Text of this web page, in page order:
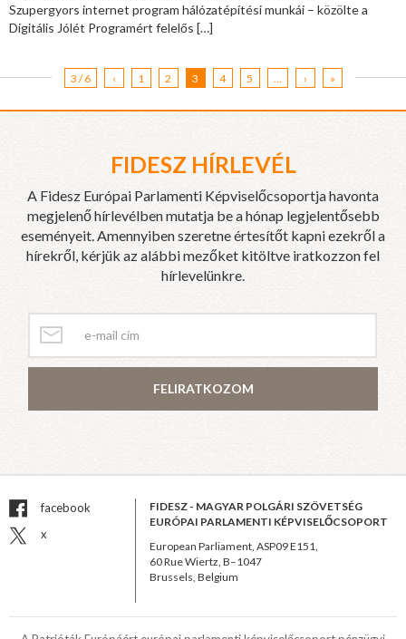
Szupergyors internet program hálózatépítési munkái – közölte a
Digitális Jólét Programért felelős […]
3 / 6 ‹ 1 2 3 4 5 › »
FIDESZ HÍRLEVÉL
A Fidesz Európai Parlamenti Képviselőcsoportja havonta
megjelenő hírlevélben mutatja be a hónap legjelentősebb
eseményeit. Amennyiben szeretne értesítőt kapni ezekről a
hírekről, kérjük az alábbi mezőket kitöltve iratkozzon fel
hírlevelünkre.
FELIRATKOZOM
facebook
x
FIDESZ - MAGYAR POLGÁRI SZÖVETSÉG
EURÓPAI PARLAMENTI KÉPVISELŐCSOPORT
European Parliament, ASP09 E151,
60 Rue Wiertz, B–1047
Brussels, Belgium